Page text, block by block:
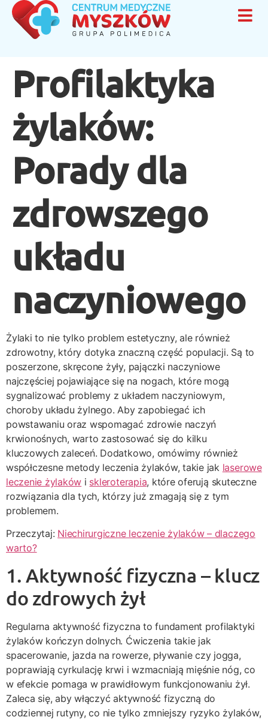
Profilaktyka
żylaków:
Porady dla
zdrowszego
układu
naczyniowego
Żylaki to nie tylko problem estetyczny, ale również
zdrowotny, który dotyka znaczną część populacji. Są to
poszerzone, skręcone żyły, pajączki naczyniowe
najczęściej pojawiające się na nogach, które mogą
sygnalizować problemy z układem naczyniowym,
choroby układu żylnego. Aby zapobiegać ich
powstawaniu oraz wspomagać zdrowie naczyń
krwionośnych, warto zastosować się do kilku
kluczowych zaleceń. Dodatkowo, omówimy również
współczesne metody leczenia żylaków, takie jak laserowe
leczenie żylaków i skleroterapia, które oferują skuteczne
rozwiązania dla tych, którzy już zmagają się z tym
problemem.
Przeczytaj: Niechirurgiczne leczenie żylaków – dlaczego
warto?
1. Aktywność fizyczna – klucz
do zdrowych żył
Regularna aktywność fizyczna to fundament profilaktyki
żylaków kończyn dolnych. Ćwiczenia takie jak
spacerowanie, jazda na rowerze, pływanie czy jogga,
poprawiają cyrkulację krwi i wzmacniają mięśnie nóg, co
w efekcie pomaga w prawidłowym funkcjonowaniu żył.
Zaleca się, aby włączyć aktywność fizyczną do
codziennej rutyny, co nie tylko zmniejszy ryzyko żylaków,